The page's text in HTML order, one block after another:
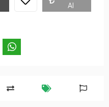
Al